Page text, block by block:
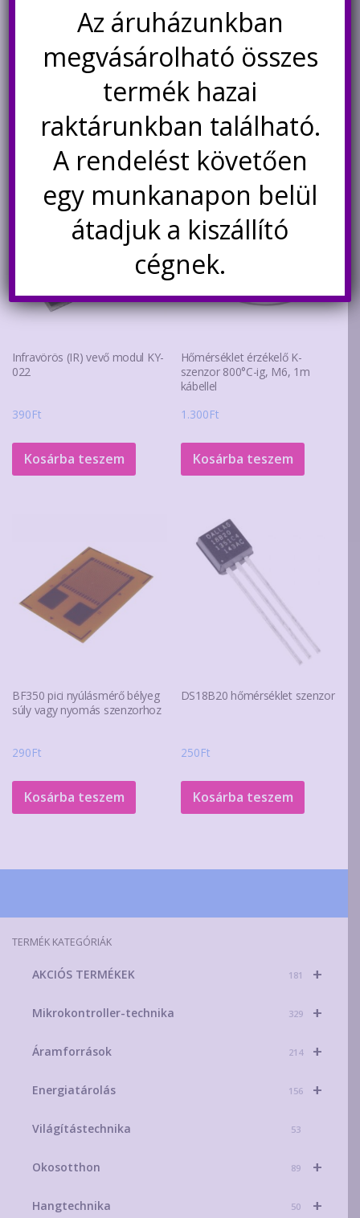
Nincs készleten
Értesítésetek ha
újra elérhető
Kapcsolódó termékek
Infravörös (IR) vevő modul KY-
022
390Ft
Kosárba teszem
Hőmérséklet érzékelő K-
szenzor 800°C-ig, M6, 1m
kábellel
1.300Ft
Kosárba teszem
BF350 pici nyúlásmérő bélyeg
súly vagy nyomás szenzorhoz
290Ft
Kosárba teszem
DS18B20 hőmérséklet szenzor
250Ft
Kosárba teszem
TERMÉK KATEGÓRIÁK
+
AKCIÓS TERMÉKEK 181
+
Mikrokontroller-technika 329
+
Áramforrások 214
+
Energiatárolás 156
Világítástechnika 53
+
Okosotthon 89
+
Hangtechnika 50
Az áruházunkban
megvásárolható összes
termék hazai
raktárunkban található.
A rendelést követően
egy munkanapon belül
átadjuk a kiszállító
cégnek.